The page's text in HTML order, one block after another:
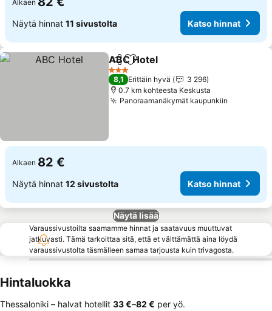
Alkaen
Näytä hinnat 11 sivustolta Katso hinnat
Jaa Lisää suosikkeihin
ABC Hotel
3 Tähtiluokitus
8,1 Erittäin hyvä
3 296
0.7 km kohteesta Keskusta
Panoraamanäkymät kaupunkiin
Alkaen 82 €
Näytä hinnat 12 sivustolta Katso hinnat
Näytä lisää
Varaussivustoilta saamamme hinnat ja saatavuus muuttuvat
jatkuvasti. Tämä tarkoittaa sitä, että et välttämättä aina löydä
varaussivustolta täsmälleen samaa tarjousta kuin trivagosta.
Hintaluokka
Thessaloniki – halvat hotellit ‎33 €–‎82 € per yö.